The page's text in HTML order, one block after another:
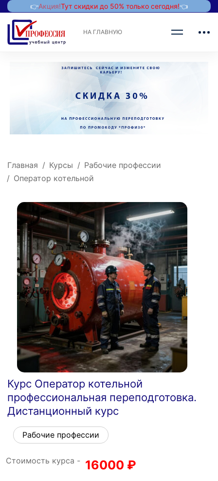
👉Акция!Тут скидки до 50% только сегодня!👈
НА ГЛАВНУЮ
Главная Курсы
Рабочие профессии
Оператор котельной
Курс Оператор котельной
профессиональная переподготовка.
Дистанционный курс
Рабочие профессии
Стоимость курса - 16000 ₽